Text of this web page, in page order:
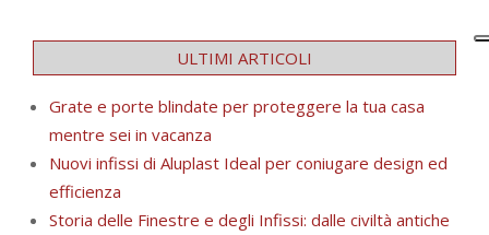
ULTIMI ARTICOLI
Grate e porte blindate per proteggere la tua casa
mentre sei in vacanza
Nuovi infissi di Aluplast Ideal per coniugare design ed
efficienza
Storia delle Finestre e degli Infissi: dalle civiltà antiche